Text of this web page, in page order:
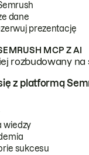
dane
prezentację
MCP Z AI
rozbudowany
z platformą
wiedzy
sukcesu